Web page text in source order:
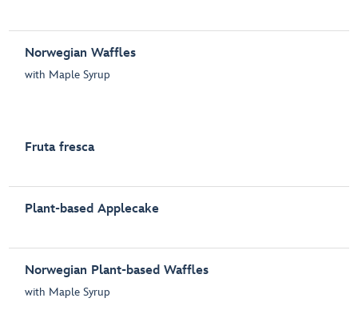
Norwegian Waffles
with Maple Syrup
Fruta fresca
Plant-based Applecake
Norwegian Plant-based Waffles
with Maple Syrup